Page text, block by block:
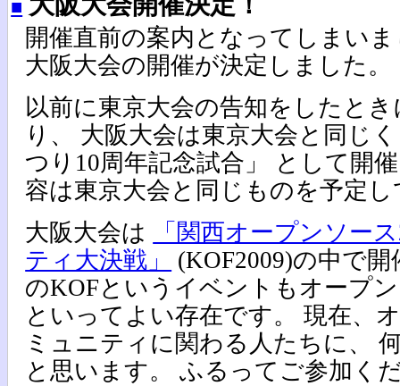
■
開催直前の案内となってしまい
大阪大会の開催が決定しました。
以前に東京大会の告知をしたと
り、 大阪大会は東京大会と同じ
つり10周年記念試合」 として開
容は東京大会と同じものを予定
大阪大会は
「関西オープンソー
ティ大決戦」
(KOF2009)の中で
のKOFというイベントもオープ
といってよい存在です。 現在、
ミュニティに関わる人たちに、
と思います。 ふるってご参加く